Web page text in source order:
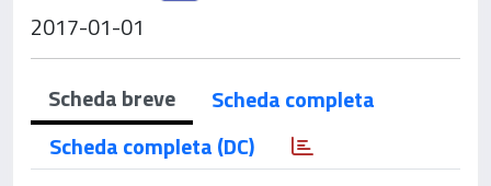
2017-01-01
Scheda breve
Scheda completa
Scheda completa (DC)